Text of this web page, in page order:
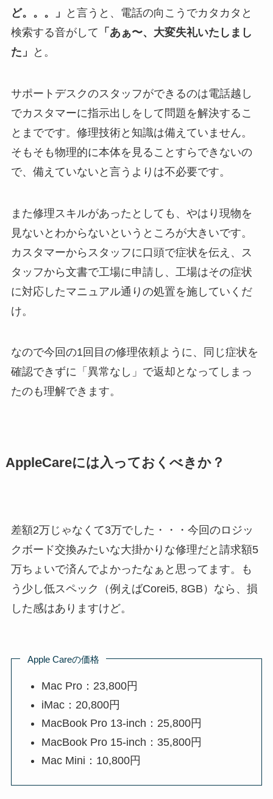
ど。。。」
と言うと、電話の向こうでカタカタと
検索する音がして 「あぁ〜、大変失礼いたしまし
た」
と。
サポートデスクのスタッフができるのは電話越し
でカスタマーに指示出しをして問題を解決するこ
とまでです。修理技術と知識は備えていません。
そもそも物理的に本体を見ることすらできないの
で、備えていないと言うよりは不必要です。
また修理スキルがあったとしても、やはり現物を
見ないとわからないというところが大きいです。
カスタマーからスタッフに口頭で症状を伝え、ス
タッフから文書で工場に申請し、工場はその症状
に対応したマニュアル通りの処置を施していくだ
け。
なので今回の1回目の修理依頼ように、同じ症状を
確認できずに「異常なし」で返却となってしまっ
たのも理解できます。
AppleCareには入っておくべきか？
差額2万じゃなくて3万でした・・・今回のロジッ
クボード交換みたいな大掛かりな修理だと請求額5
万ちょいで済んでよかったなぁと思ってます。も
う少し低スペック（例えばCorei5, 8GB）なら、損
した感はありますけど。
Apple Careの価格
Mac Pro：23,800円
iMac：20,800円
MacBook Pro 13-inch：25,800円
MacBook Pro 15-inch：35,800円
Mac Mini：10,800円